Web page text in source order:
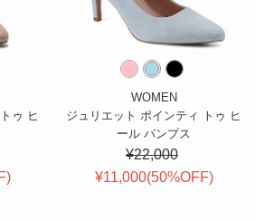
ゥ ヒ
)
WOMEN
ジュリエット ポインティ トゥ ヒ
ール パンプス
¥22,000
¥11,000(50%OFF)